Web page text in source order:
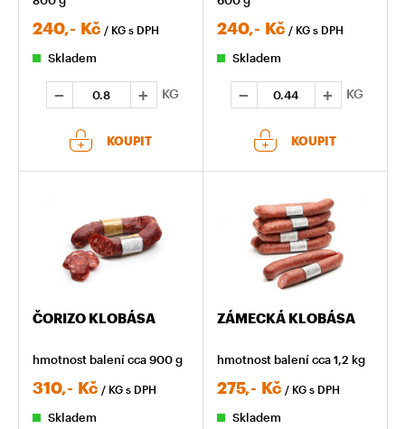
240,- Kč / KG s DPH
Skladem
KG
KOUPIT
240,- Kč / KG s DPH
Skladem
KG
KOUPIT
ČORIZO KLOBÁSA
hmotnost balení cca 900 g
310,- Kč / KG s DPH
Skladem
ZÁMECKÁ KLOBÁSA
hmotnost balení cca 1,2 kg
275,- Kč / KG s DPH
Skladem